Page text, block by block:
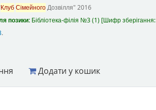
КлубСімейногоДозвілля" 2016
позики: Бібліотека-філія №3(1) Шифр зберігання:
.
Додати у кошик